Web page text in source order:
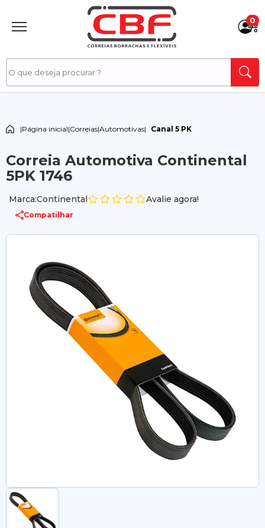
0
|Página inicial|Correias|Automotivas| Canal 5 PK
Correia Automotiva Continental
5PK 1746
Marca:Continental Avalie agora!
Compatilhar